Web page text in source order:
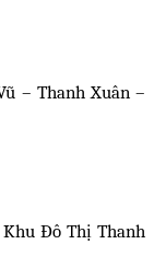
– Thanh Xuân –
Đô Thị Thanh